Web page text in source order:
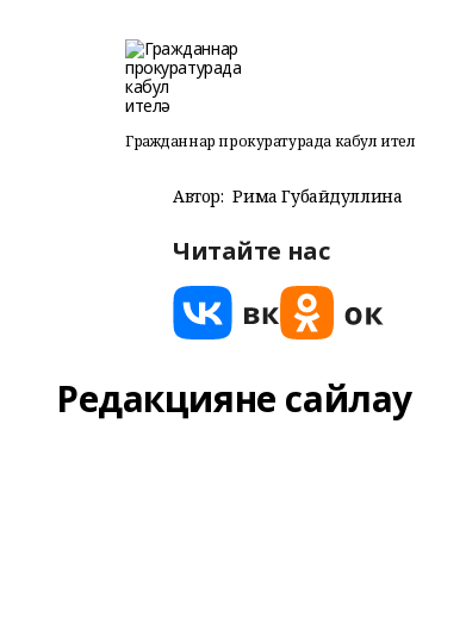
Гражданнар прокуратурада кабул ителә
Автор: Рима Губайдуллина
Читайте нас
Редакцияне сайлау